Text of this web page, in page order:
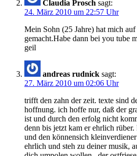
Claudia Prosch sagt:
24. März 2010 um 22:57 Uhr
Mein Sohn (25 Jahre) hat mich
gemacht.Habe dann bei you tube
geil
andreas rudnick sagt:
27. März 2010 um 02:06 Uhr
trifft den zahn der zeit. texte sind
hoffnung. ich hoffe nur, daß der
ist und durch den erfolg nicht
denn bis jetzt kam er ehrlich
und den könnensich
ehrlich und steh zu deiner musik,